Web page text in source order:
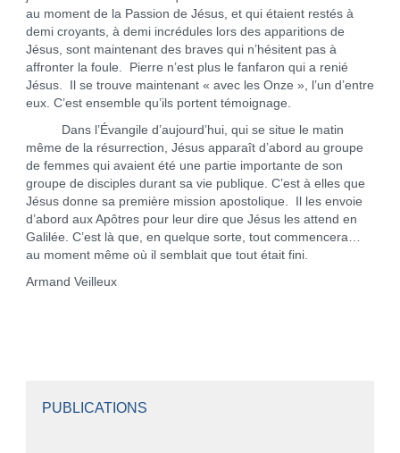
au moment de la Passion de Jésus, et qui étaient restés à
demi croyants, à demi incrédules lors des apparitions de
Jésus, sont maintenant des braves qui n’hésitent pas à
affronter la foule. Pierre n’est plus le fanfaron qui a renié
Jésus. Il se trouve maintenant « avec les Onze », l’un d’entre
eux. C’est ensemble qu’ils portent témoignage.
Dans l’Évangile d’aujourd’hui, qui se situe le matin
même de la résurrection, Jésus apparaît d’abord au groupe
de femmes qui avaient été une partie importante de son
groupe de disciples durant sa vie publique. C’est à elles que
Jésus donne sa première mission apostolique. Il les envoie
d’abord aux Apôtres pour leur dire que Jésus les attend en
Galilée. C’est là que, en quelque sorte, tout commencera…
au moment même où il semblait que tout était fini.
Armand Veilleux
PUBLICATIONS